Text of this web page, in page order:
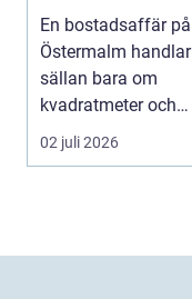
partner för din
bostadsaffär
En bostadsaffär på
Östermalm handlar
sällan bara om
kvadratmeter och
adress. Om...
02 juli 2026